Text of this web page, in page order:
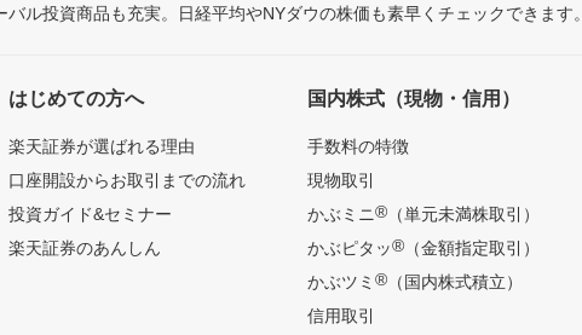
ル投資商品も充実。日経平均やNYダウの株価も素早くチェックできます。
はじめての方へ
楽天証券が選ばれる理由
口座開設からお取引までの流れ
投資ガイド&セミナー
楽天証券のあんしん
国内株式（現物・信用）
手数料の特徴
現物取引
かぶミニ®（単元未満株取引）
かぶピタッ®（金額指定取引）
かぶツミ ®（国内株式積立）
信用取引